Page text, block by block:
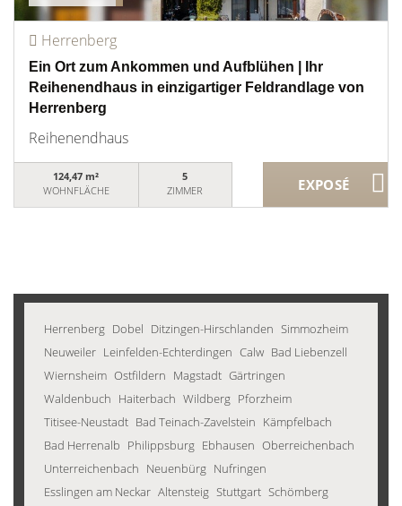
Herrenberg
Ein Ort zum Ankommen und Aufblühen | Ihr
Reihenendhaus in einzigartiger Feldrandlage von
Herrenberg
Reihenendhaus
124,47 m²
WOHNFLÄCHE
5
ZIMMER
Herrenberg Dobel Ditzingen-Hirschlanden Simmozheim
Neuweiler Leinfelden-Echterdingen Calw Bad Liebenzell
Wiernsheim Ostfildern Magstadt Gärtringen
Waldenbuch Haiterbach Wildberg Pforzheim
Titisee-Neustadt Bad Teinach-Zavelstein Kämpfelbach
Bad Herrenalb Philippsburg Ebhausen Oberreichenbach
Unterreichenbach Neuenbürg Nufringen
Esslingen am Neckar Altensteig Stuttgart Schömberg